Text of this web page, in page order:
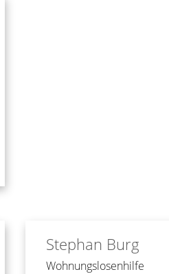
Stephan Burg
Wohnungslosenhilfe